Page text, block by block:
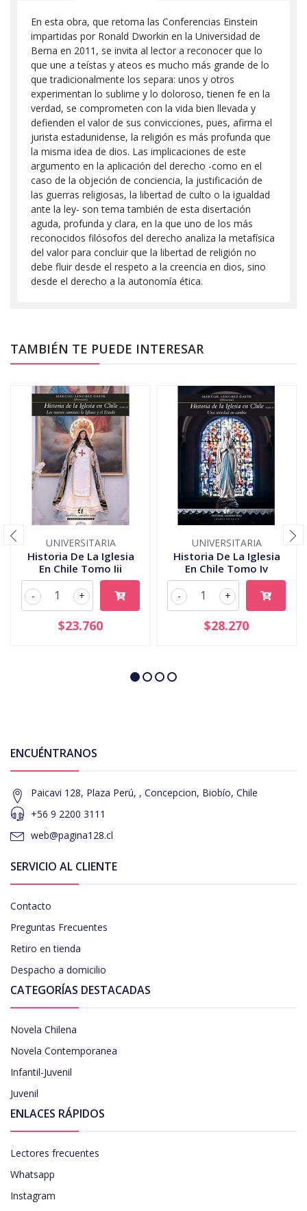
En esta obra, que retoma las Conferencias Einstein
impartidas por Ronald Dworkin en la Universidad de
Berna en 2011, se invita al lector a reconocer que lo
que une a teístas y ateos es mucho más grande de lo
que tradicionalmente los separa: unos y otros
experimentan lo sublime y lo doloroso, tienen fe en la
verdad, se comprometen con la vida bien llevada y
defienden el valor de sus convicciones, pues, afirma el
jurista estadunidense, la religión es más profunda que
la misma idea de dios. Las implicaciones de este
argumento en la aplicación del derecho -como en el
caso de la objeción de conciencia, la justificación de
las guerras religiosas, la libertad de culto o la igualdad
ante la ley- son tema también de esta disertación
aguda, profunda y clara, en la que uno de los más
reconocidos filósofos del derecho analiza la metafísica
del valor para concluir que la libertad de religión no
debe fluir desde el respeto a la creencia en dios, sino
desde el derecho a la autonomía ética.
TAMBIÉN TE PUEDE INTERESAR
UNIVERSITARIA
Historia De La Iglesia
En Chile Tomo Iii
+
-
$23.760
UNIVERSITARIA
Historia De La Iglesia
En Chile Tomo Iv
+
-
$28.270
ENCUÉNTRANOS
Paicavi 128, Plaza Perú, , Concepcion, Biobío, Chile
+56 9 2200 3111
web@pagina128.cl
SERVICIO AL CLIENTE
Contacto
Preguntas Frecuentes
Retiro en tienda
Despacho a domicilio
CATEGORÍAS DESTACADAS
Novela Chilena
Novela Contemporanea
Infantil-Juvenil
Juvenil
ENLACES RÁPIDOS
Lectores frecuentes
Whatsapp
Instagram